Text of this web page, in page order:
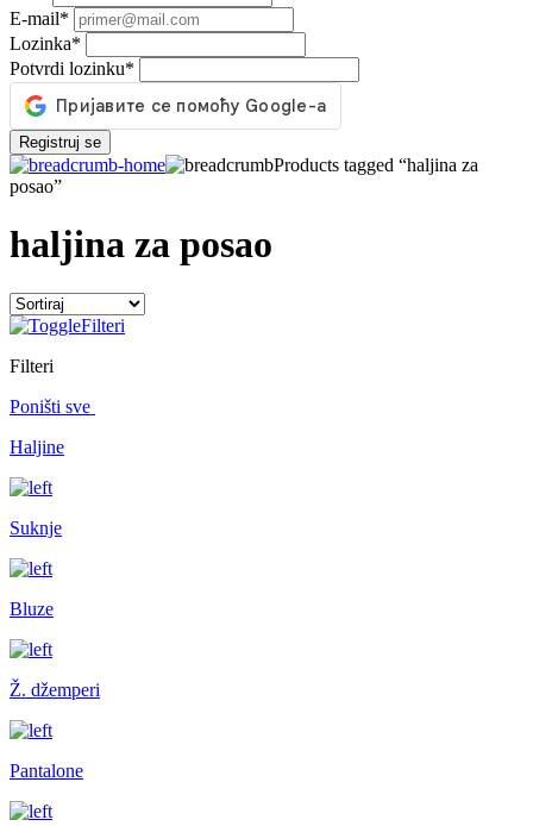
E-mail*
Lozinka*
Potvrdi lozinku*
Registruj se
Products tagged “haljina za
posao”
haljina za posao
Filteri
Filteri
Poništi sve
Haljine
Suknje
Bluze
Ž. džemperi
Pantalone